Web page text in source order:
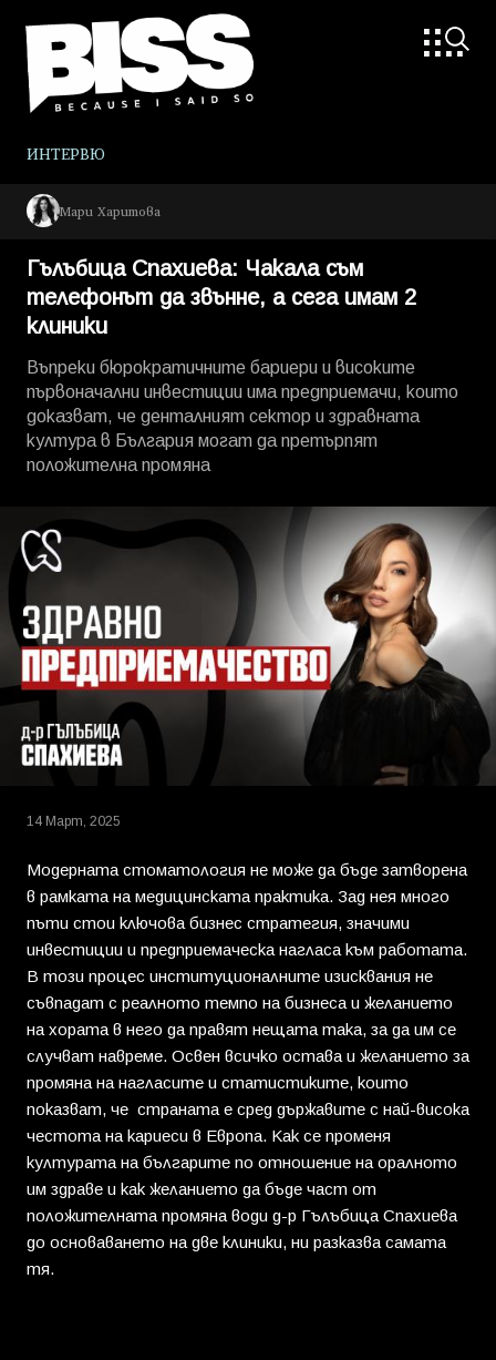
ИНТЕРВЮ
Мари Харитова
Гълъбица Спахиева: Чакала съм
телефонът да звънне, а сега имам 2
клиники
Въпреки бюрократичните бариери и високите
първоначални инвестиции има предприемачи, които
доказват, че денталният сектор и здравната
култура в България могат да претърпят
положителна промяна
14 Март, 2025
Модерната стоматология не може да бъде затворена
в рамката на медицинската практика. Зад нея много
пъти стои ключова бизнес стратегия, значими
инвестиции и предприемаческа нагласа към работата.
В този процес институционалните изисквания не
съвпадат с реалното темпо на бизнеса и желанието
на хората в него да правят нещата така, за да им се
случват навреме. Освен всичко остава и желанието за
промяна на нагласите и статистиките, които
показват, че страната е сред държавите с най-висока
честота на кариеси в Европа. Как се променя
културата на българите по отношение на оралното
им здраве и как желанието да бъде част от
положителната промяна води д-р Гълъбица Спахиева
до основаването на две клиники, ни разказва самата
тя.